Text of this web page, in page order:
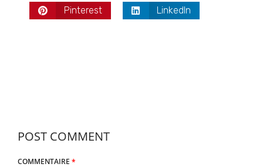
Pinterest LinkedIn
POST COMMENT
COMMENTAIRE *